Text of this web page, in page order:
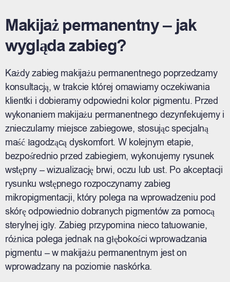
Makijaż permanentny – jak
wygląda zabieg?
Każdy zabieg makijażu permanentnego poprzedzamy
konsultacją, w trakcie której omawiamy oczekiwania
klientki i dobieramy odpowiedni kolor pigmentu. Przed
wykonaniem makijażu permanentnego dezynfekujemy i
znieczulamy miejsce zabiegowe, stosując specjalną
maść łagodzącą dyskomfort. W kolejnym etapie,
bezpośrednio przed zabiegiem, wykonujemy rysunek
wstępny – wizualizację brwi, oczu lub ust. Po akceptacji
rysunku wstępnego rozpoczynamy zabieg
mikropigmentacji, który polega na wprowadzeniu pod
skórę odpowiednio dobranych pigmentów za pomocą
sterylnej igły. Zabieg przypomina nieco tatuowanie,
różnica polega jednak na głębokości wprowadzania
pigmentu – w makijażu permanentnym jest on
wprowadzany na poziomie naskórka.